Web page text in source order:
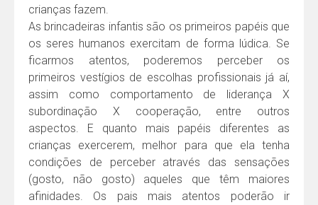
crianças fazem.
As brincadeiras infantis são os primeiros papéis que
os seres humanos exercitam de forma lúdica. Se
ficarmos atentos, poderemos perceber os
primeiros vestígios de escolhas profissionais já aí,
assim como comportamento de liderança X
subordinação X cooperação, entre outros
aspectos. E quanto mais papéis diferentes as
crianças exercerem, melhor para que ela tenha
condições de perceber através das sensações
(gosto, não gosto) aqueles que têm maiores
afinidades. Os pais mais atentos poderão ir